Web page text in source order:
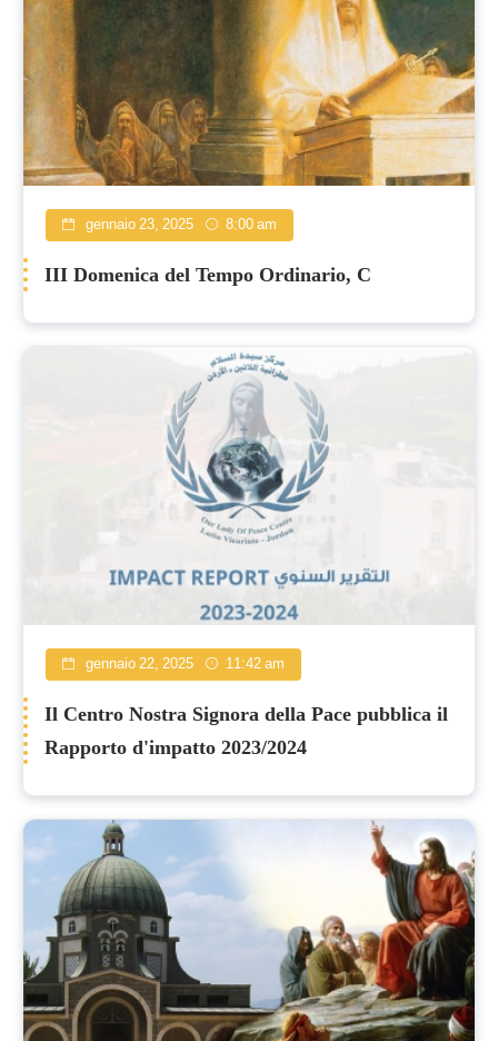
gennaio 23, 2025 8:00 am
III Domenica del Tempo Ordinario, C
gennaio 22, 2025 11:42 am
Il Centro Nostra Signora della Pace pubblica il
Rapporto d'impatto 2023/2024